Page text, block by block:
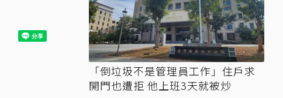
「倒垃圾不是管理員工作」住戶求
開門也遭拒 他上班3天就被炒